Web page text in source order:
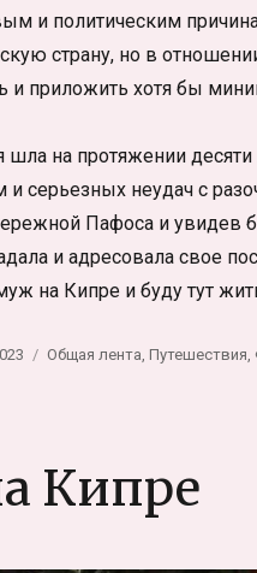
и политическим
страну, но в
и приложить хотя бы
на протяжении
серьезных неудач с
Пафоса и увидев
и адресовала свое
на Кипре и буду тут
Рубрики
Общая лента Путешествия
Кипре